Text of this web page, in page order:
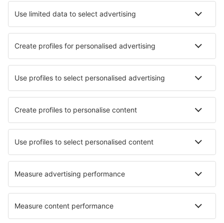
Hotels in Corlette Hotels in Bawley Point
Hotels in St Helens (Tasmania) Hotels in Pokolbin
Die besten Hotels - Städte
Hotels in Inuyama Hotels in Broderstorf
Hotels in Freeport Hotels in Gardanne
Hotels in Santa María Hotels in Ribaritsa
Hotels in Juodkrantė Hotels Mollenbeck
Die besten Hotels - Regionen